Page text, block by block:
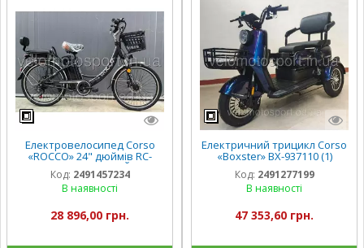
Електровелосипед Corso
«ROCCO» 24" дюймів RC-
30690 (1) ТЕМНО-СІРИЙ, рама
сталева, двигун 500W,
акумулятор 48V2
Код: 2491457234
В наявності
28 896,00 грн.
Електричний трицикл Corso
«Boxster» BX-937110 (1)
двигун 800W, акумулятор
72V/20Ah, колеса 300-10, в
коробці
Код: 2491277199
В наявності
47 353,60 грн.